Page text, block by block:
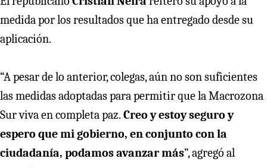
medida por los resultados que ha entregado desde su
aplicación.
“A pesar de lo anterior, colegas, aún no son suficientes
las medidas adoptadas para permitir que la Macrozona
Sur viva en completa paz. Creo y estoy seguro y
espero que mi gobierno, en conjunto con la
ciudadanía, podamos avanzar más”, agregó al